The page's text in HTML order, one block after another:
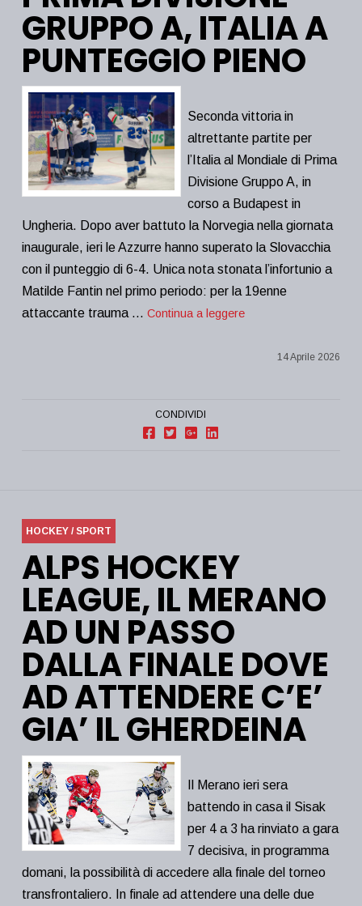
GRUPPO A, ITALIA A
PUNTEGGIO PIENO
Seconda vittoria in
altrettante partite per
l’Italia al Mondiale di Prima
Divisione Gruppo A, in
corso a Budapest in
Ungheria. Dopo aver battuto la Norvegia nella giornata
inaugurale, ieri le Azzurre hanno superato la Slovacchia
con il punteggio di 6-4. Unica nota stonata l’infortunio a
Matilde Fantin nel primo periodo: per la 19enne
attaccante trauma … Continua a leggere
14 Aprile 2026
CONDIVIDI
HOCKEY / SPORT
ALPS HOCKEY
LEAGUE, IL MERANO
AD UN PASSO
DALLA FINALE DOVE
AD ATTENDERE C’E’
GIA’ IL GHERDEINA
Il Merano ieri sera
battendo in casa il Sisak
per 4 a 3 ha rinviato a gara
7 decisiva, in programma
domani, la possibilità di accedere alla finale del torneo
transfrontaliero. In finale ad attendere una delle due